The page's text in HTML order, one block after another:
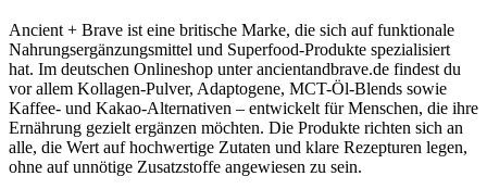
Ancient + Brave ist eine britische Marke, die sich auf funktionale
Nahrungsergänzungsmittel und Superfood-Produkte spezialisiert
hat. Im deutschen Onlineshop unter ancientandbrave.de findest du
vor allem Kollagen-Pulver, Adaptogene, MCT-Öl-Blends sowie
Kaffee- und Kakao-Alternativen – entwickelt für Menschen, die ihre
Ernährung gezielt ergänzen möchten. Die Produkte richten sich an
alle, die Wert auf hochwertige Zutaten und klare Rezepturen legen,
ohne auf unnötige Zusatzstoffe angewiesen zu sein.